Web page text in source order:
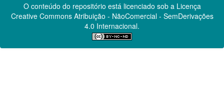
O conteúdo do repositório está licenciado sob a Licença
Creative CommonsAtribuição - NãoComercial - SemDerivações
4.0 Internacional.